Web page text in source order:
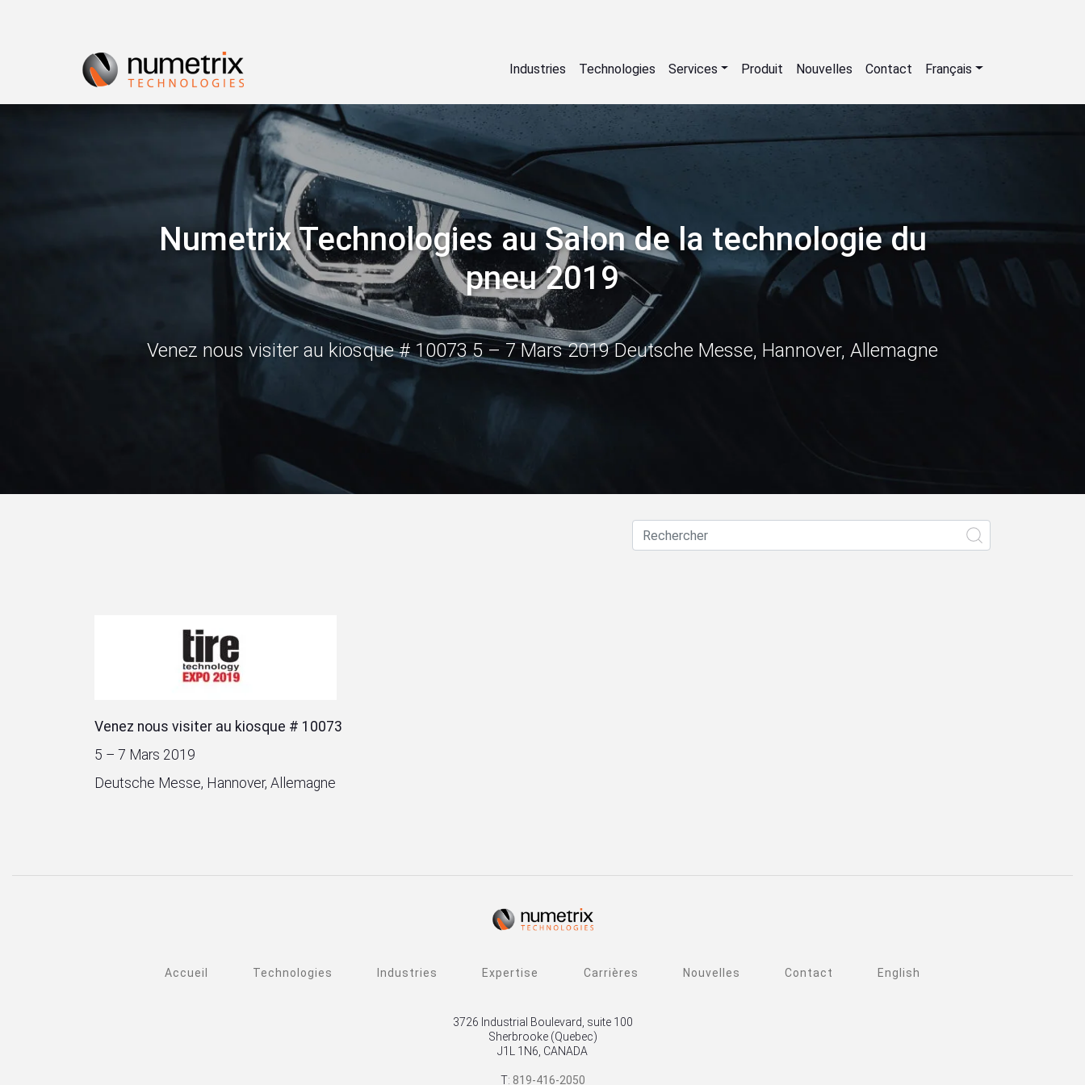
Industries Technologies Services Produit Nouvelles Contact Français
Numetrix Technologies au Salon de la technologie du
pneu 2019
Venez nous visiter au kiosque # 10073 5 – 7 Mars 2019 Deutsche Messe, Hannover, Allemagne
Venez nous visiter au kiosque # 10073
5 – 7 Mars 2019
Deutsche Messe, Hannover, Allemagne
Accueil Technologies Industries Expertise Carrières Nouvelles Contact English
3726 Industrial Boulevard, suite 100
Sherbrooke (Quebec)
J1L 1N6, CANADA
T: 819-416-2050